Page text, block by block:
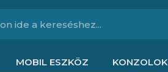
MOBIL ESZKÖZ KONZOLOK